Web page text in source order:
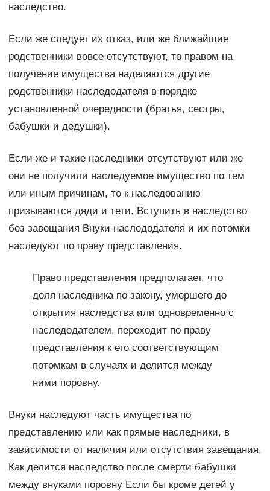
наследство.
Если же следует их отказ, или же ближайшие
родственники вовсе отсутствуют, то правом на
получение имущества наделяются другие
родственники наследодателя в порядке
установленной очередности (братья, сестры,
бабушки и дедушки).
Если же и такие наследники отсутствуют или же
они не получили наследуемое имущество по тем
или иным причинам, то к наследованию
призываются дяди и тети. Вступить в наследство
без завещания Внуки наследодателя и их потомки
наследуют по праву представления.
Право представления предполагает, что
доля наследника по закону, умершего до
открытия наследства или одновременно с
наследодателем, переходит по праву
представления к его соответствующим
потомкам в случаях и делится между
ними поровну.
Внуки наследуют часть имущества по
представлению или как прямые наследники, в
зависимости от наличия или отсутствия завещания.
Как делится наследство после смерти бабушки
между внуками поровну Если бы кроме детей у